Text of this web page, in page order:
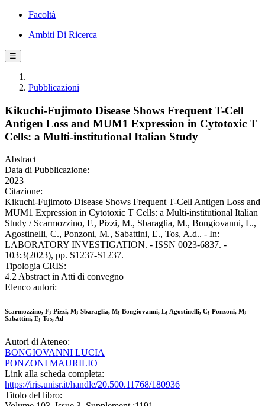
Facoltà
Ambiti Di Ricerca
☰
Pubblicazioni
Kikuchi-Fujimoto Disease Shows Frequent T-Cell
Antigen Loss and MUM1 Expression in Cytotoxic T
Cells: a Multi-institutional Italian Study
Abstract
Data di Pubblicazione:
2023
Citazione:
Kikuchi-Fujimoto Disease Shows Frequent T-Cell Antigen Loss and
MUM1 Expression in Cytotoxic T Cells: a Multi-institutional Italian
Study / Scarmozzino, F., Pizzi, M., Sbaraglia, M., Bongiovanni, L.,
Agostinelli, C., Ponzoni, M., Sabattini, E., Tos, A.d.. - In:
LABORATORY INVESTIGATION. - ISSN 0023-6837. -
103:3(2023), pp. S1237-S1237.
Tipologia CRIS:
4.2 Abstract in Atti di convegno
Elenco autori:
Scarmozzino, F; Pizzi, M; Sbaraglia, M; Bongiovanni, L; Agostinelli, C; Ponzoni, M;
Sabattini, E; Tos, Ad
Autori di Ateneo:
BONGIOVANNI LUCIA
PONZONI MAURILIO
Link alla scheda completa:
https://iris.unisr.it/handle/20.500.11768/180936
Titolo del libro: